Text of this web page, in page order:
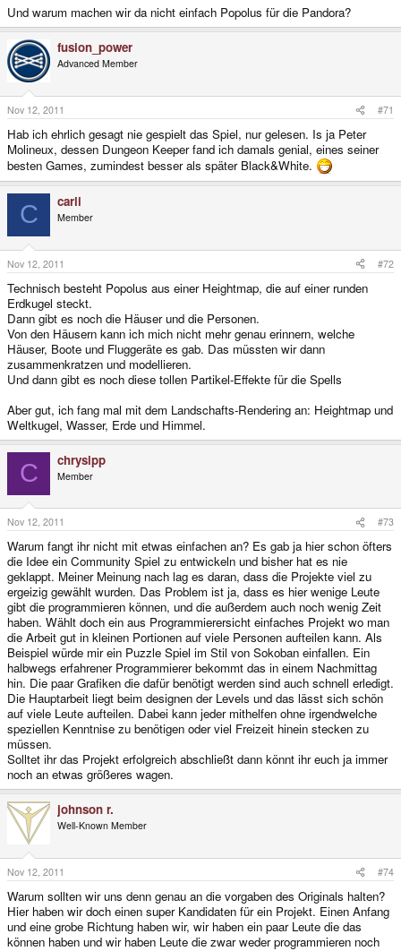
Und warum machen wir da nicht einfach Popolus für die Pandora?
fusion_power
Advanced Member
Nov 12, 2011 #71
Hab ich ehrlich gesagt nie gespielt das Spiel, nur gelesen. Is ja Peter
Molineux, dessen Dungeon Keeper fand ich damals genial, eines seiner
besten Games, zumindest besser als später Black&White.
C carli
Member
Nov 12, 2011 #72
Technisch besteht Popolus aus einer Heightmap, die auf einer runden
Erdkugel steckt.
Dann gibt es noch die Häuser und die Personen.
Von den Häusern kann ich mich nicht mehr genau erinnern, welche
Häuser, Boote und Fluggeräte es gab. Das müssten wir dann
zusammenkratzen und modellieren.
Und dann gibt es noch diese tollen Partikel-Effekte für die Spells
Aber gut, ich fang mal mit dem Landschafts-Rendering an: Heightmap und
Weltkugel, Wasser, Erde und Himmel.
C chrysipp
Member
Nov 12, 2011 #73
Warum fangt ihr nicht mit etwas einfachen an? Es gab ja hier schon öfters
die Idee ein Community Spiel zu entwickeln und bisher hat es nie
geklappt. Meiner Meinung nach lag es daran, dass die Projekte viel zu
ergeizig gewählt wurden. Das Problem ist ja, dass es hier wenige Leute
gibt die programmieren können, und die außerdem auch noch wenig Zeit
haben. Wählt doch ein aus Programmierersicht einfaches Projekt wo man
die Arbeit gut in kleinen Portionen auf viele Personen aufteilen kann. Als
Beispiel würde mir ein Puzzle Spiel im Stil von Sokoban einfallen. Ein
halbwegs erfahrener Programmierer bekommt das in einem Nachmittag
hin. Die paar Grafiken die dafür benötigt werden sind auch schnell erledigt.
Die Hauptarbeit liegt beim designen der Levels und das lässt sich schön
auf viele Leute aufteilen. Dabei kann jeder mithelfen ohne irgendwelche
speziellen Kenntnise zu benötigen oder viel Freizeit hinein stecken zu
müssen.
Solltet ihr das Projekt erfolgreich abschließt dann könnt ihr euch ja immer
noch an etwas größeres wagen.
johnson r.
Well-Known Member
Nov 12, 2011 #74
Warum sollten wir uns denn genau an die vorgaben des Originals halten?
Hier haben wir doch einen super Kandidaten für ein Projekt. Einen Anfang
und eine grobe Richtung haben wir, wir haben ein paar Leute die das
können haben und wir haben Leute die zwar weder programmieren noch